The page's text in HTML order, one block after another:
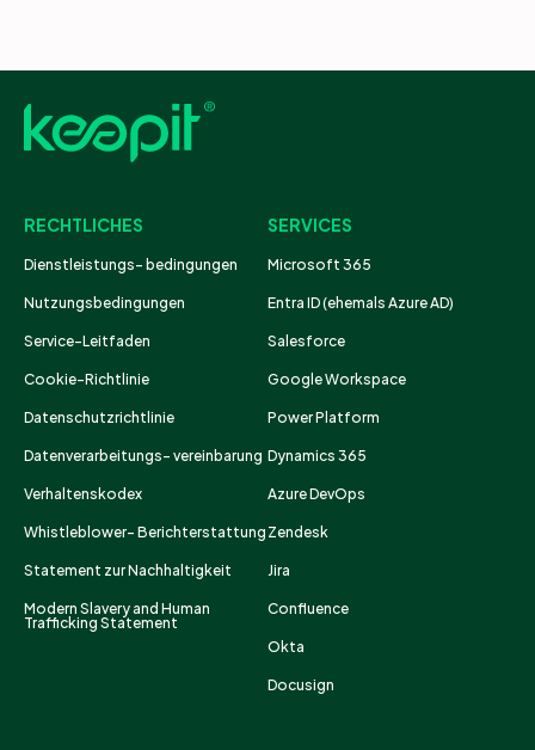
RECHTLICHES
Dienstleistungs- bedingungen
Nutzungsbedingungen
Service-Leitfaden
Cookie-Richtlinie
Datenschutzrichtlinie
Datenverarbeitungs- vereinbarung
Verhaltenskodex
Whistleblower- Berichterstattung
Statement zur Nachhaltigkeit
Modern Slavery and Human
Trafficking Statement
SERVICES
Microsoft 365
Entra ID (ehemals Azure AD)
Salesforce
Google Workspace
Power Platform
Dynamics 365
Azure DevOps
Zendesk
Jira
Confluence
Okta
Docusign